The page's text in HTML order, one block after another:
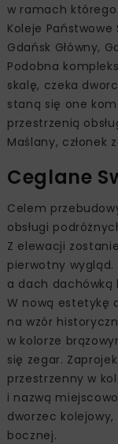
w ramach
Koleje Państwowe
Gdańsk Główny,
Podobna
skalę, czeka
staną się one
przestrzenią
Maślany, członek
Ceglane
Celem
obsługi
Z elewacji
pierwotny wygląd.
a dach dachówką
W nową estetykę
na wzór
w kolorze
się zegar.
przestrzenny w
i nazwą
dworzec
bocznej.